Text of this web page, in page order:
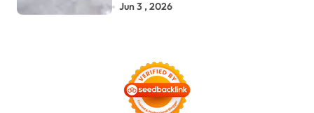
Pasang Big Slab
Jun 3 , 2026